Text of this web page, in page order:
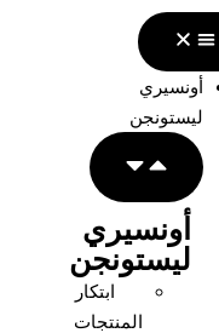
أونسيري
ليستونجن
أونسيري
ليستونجن
ابتكار
المنتجات